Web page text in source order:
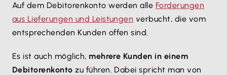
Auf dem Debitorenkonto werden alle Forderungen
aus Lieferungen und Leistungen verbucht, die vom
entsprechenden Kunden offen sind.
Es ist auch möglich, mehrere Kunden in einem
Debitorenkonto zu führen. Dabei spricht man von